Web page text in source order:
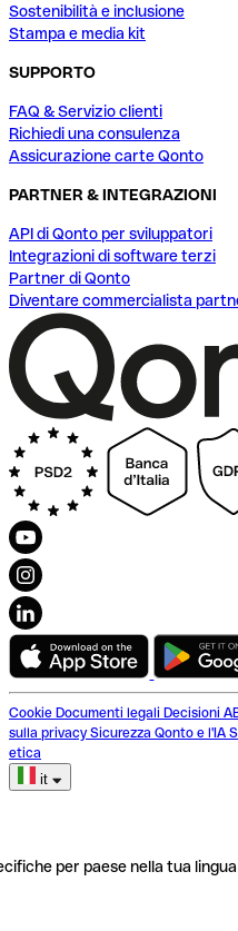
Sostenibilità e inclusione
Stampa e media kit
SUPPORTO
FAQ & Servizio clienti
Richiedi una consulenza
Assicurazione carte Qonto
PARTNER & INTEGRAZIONI
API di Qonto per sviluppatori
Integrazioni di software terzi
Partner di Qonto
Diventare commercialista
Cookie Documenti legali Decisioni
sulla privacy Sicurezza Qonto e l'IA
etica
it
per paese nella tua lingua